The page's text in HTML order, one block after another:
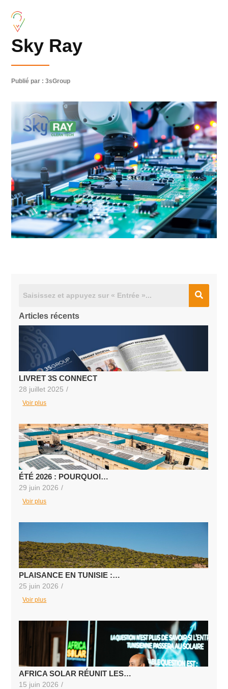
Sky Ray
Publié par : 3sGroup
Articles récents
LIVRET 3S CONNECT
28 juillet 2025 /
Voir plus
ÉTÉ 2026 : POURQUOI…
29 juin 2026 /
Voir plus
PLAISANCE EN TUNISIE :…
25 juin 2026 /
Voir plus
AFRICA SOLAR RÉUNIT LES…
15 juin 2026 /